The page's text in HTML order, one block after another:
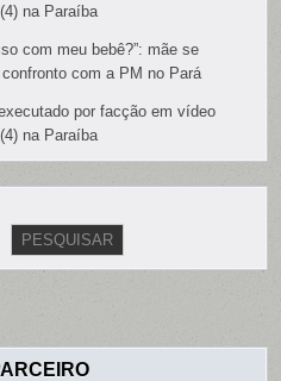
na Paraíba
com meu bebê?”: mãe se
com a PM no Pará
por facção em vídeo
na Paraíba
PESQUISAR